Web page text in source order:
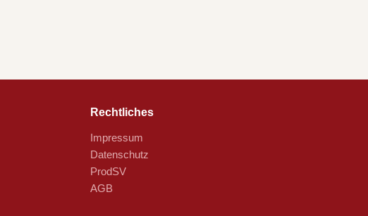
Rechtliches
Impressum
Datenschutz
ProdSV
AGB